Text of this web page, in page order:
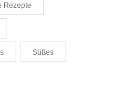
Rezepte
Süßes